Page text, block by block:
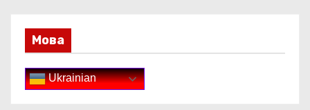
Мова
Ukrainian